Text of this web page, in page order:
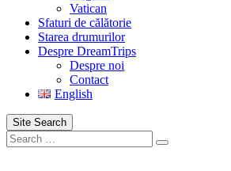
Vatican
Sfaturi de călătorie
Starea drumurilor
Despre DreamTrips
Despre noi
Contact
English
Site Search
Search